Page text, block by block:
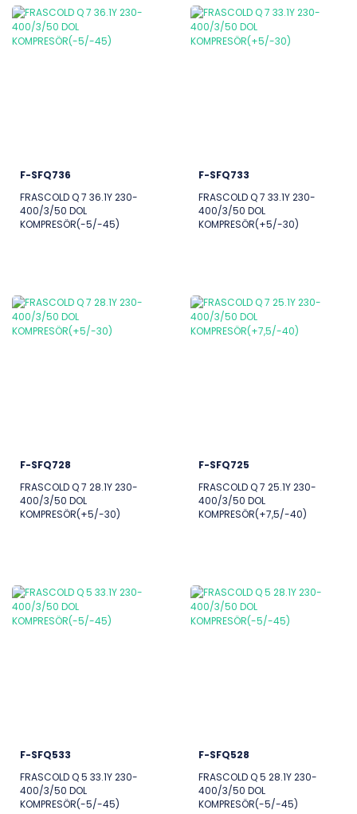
F-SFQ736
FRASCOLD Q 7 36.1Y 230-
400/3/50 DOL
KOMPRESÖR(-5/-45)
F-SFQ733
FRASCOLD Q 7 33.1Y 230-
400/3/50 DOL
KOMPRESÖR(+5/-30)
F-SFQ728
FRASCOLD Q 7 28.1Y 230-
400/3/50 DOL
KOMPRESÖR(+5/-30)
F-SFQ725
FRASCOLD Q 7 25.1Y 230-
400/3/50 DOL
KOMPRESÖR(+7,5/-40)
F-SFQ533
FRASCOLD Q 5 33.1Y 230-
400/3/50 DOL
KOMPRESÖR(-5/-45)
F-SFQ528
FRASCOLD Q 5 28.1Y 230-
400/3/50 DOL
KOMPRESÖR(-5/-45)